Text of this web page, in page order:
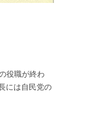
役職が終わ
には自民党の